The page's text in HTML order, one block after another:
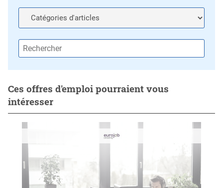
Ces offres d'emploi pourraient vous
intéresser